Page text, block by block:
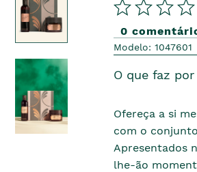
0
Modelo: 1047601
O que faz
Ofereça a si
com o
Apresentados
lhe-ão